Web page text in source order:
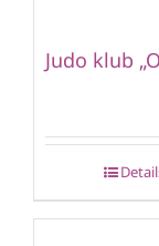
Judo klub